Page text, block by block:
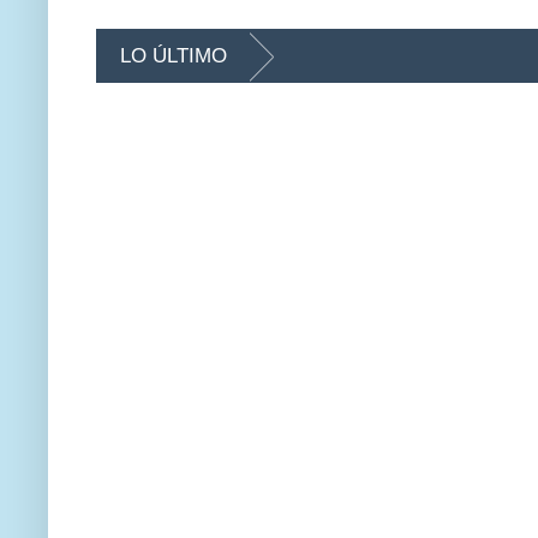
LO ÚLTIMO